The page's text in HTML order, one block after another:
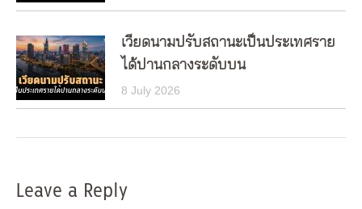
เวียดนามปรับสถานะเป็นประเทศราย
ได้ปานกลางระดับบน
8 July 2026
Leave a Reply